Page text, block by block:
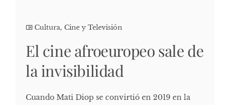
Cultura, Cine y Televisión
El cine afroeuropeo sale de
la invisibilidad
Cuando Mati Diop se convirtió en 2019 en la